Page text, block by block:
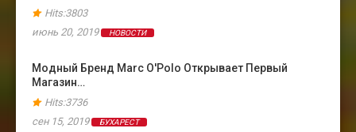
Hits:3803
июнь 20, 2019
НОВОСТИ
Модный Бренд Marc O'Polo Открывает Первый
Магазин…
Hits:3736
сен 15, 2019
БУХАРЕСТ